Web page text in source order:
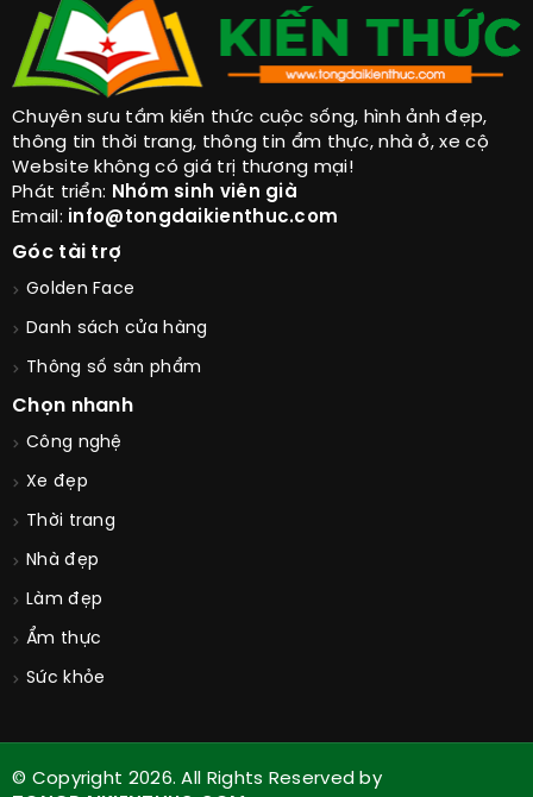
Chuyên sưu tầm kiến thức cuộc sống, hình ảnh đẹp,
thông tin thời trang, thông tin ẩm thực, nhà ở, xe cộ
Website không có giá trị thương mại!
Phát triển: Nhóm sinh viên già
Email: info@tongdaikienthuc.com
Góc tài trợ
Golden Face
Danh sách cửa hàng
Thông số sản phẩm
Chọn nhanh
Công nghệ
Xe đẹp
Thời trang
Nhà đẹp
Làm đẹp
Ẩm thực
Sức khỏe
© Copyright 2026. All Rights Reserved by